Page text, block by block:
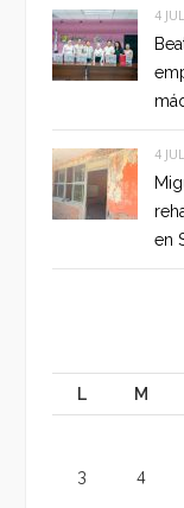
4
4
en
L M
3 4